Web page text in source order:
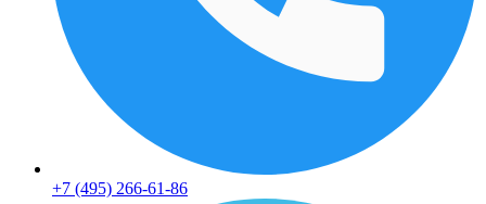
+7 (495) 266-61-86